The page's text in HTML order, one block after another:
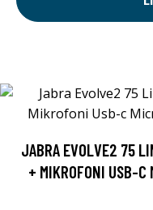
JABRA EVOLVE2 75
+ MIKROFONI USB-C